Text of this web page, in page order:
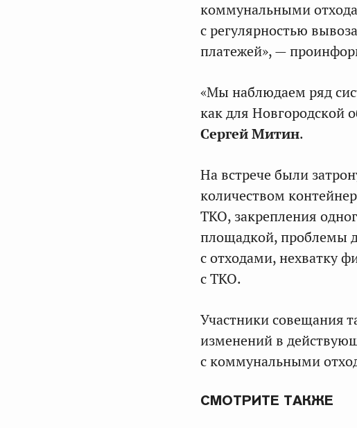
коммунальными
с регулярностью
платежей», —
«Мы наблюдаем ряд
как для Новгородской
Сергей Митин.
На встрече были
количеством
ТКО, закрепления
площадкой, проблемы
с отходами, нехватку
с ТКО.
Участники совещания
изменений в
с коммунальными
СМОТРИТЕ ТАКЖЕ